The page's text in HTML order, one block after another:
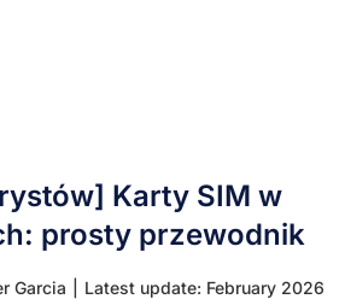
Karty SIM w
prosty przewodnik
Garcia Latest update: February 2026